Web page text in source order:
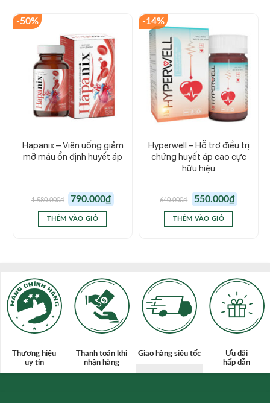
-50%
Hapanix – Viên uống giảm
mỡ máu ổn định huyết áp
1.580.000₫
Giá
gốc
là:
1.580.000₫.
790.000₫ hiện
THÊM VÀO GIỎ
-14%
Hyperwell – Hỗ trợ điều trị
chứng huyết áp cao cực
hữu hiệu
640.000₫
Giá
gốc
là:
640.000₫.
550.000₫ hiện
THÊM VÀO GIỎ
Thương hiệu
uy tín
Thanh toán khi
nhận hàng
Giao hàng siêu tốc
Ưu đãi
hấp dẫn